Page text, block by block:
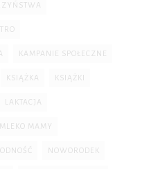
KAMPANIE SPOŁECZNE
KSIĄŻKA KSIĄŻKI
LAKTACJA
MLEKO MAMY
NOWORODEK